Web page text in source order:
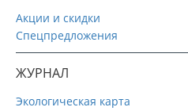
Акции и скидки
Спецпредложения
ЖУРНАЛ
Экологическая карта